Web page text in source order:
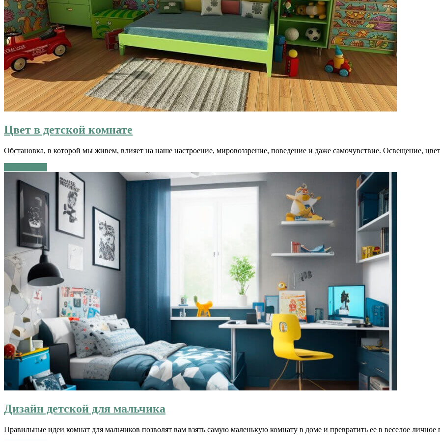
Цвет в детской комнате
Обстановка, в которой мы живем, влияет на наше настроение, мировоззрение, поведение и даже самочувствие. Освещение,
Дизайн детской для мальчика
Правильные идеи комнат для мальчиков позволят вам взять самую маленькую комнату в доме и превратить ее в веселое личное